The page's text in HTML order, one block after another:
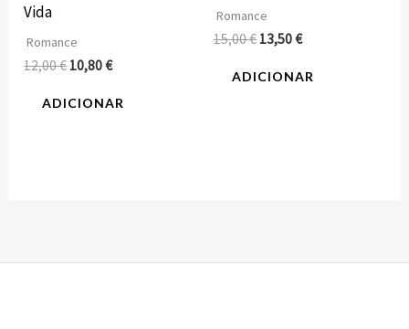
Vida
Romance
12,00€ 10,80€
ADICIONAR
Romance
15,00€ 13,50€
ADICIONAR